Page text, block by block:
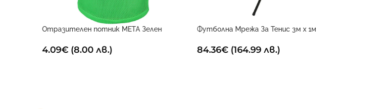
Отразителен потник META Зелен
4.09€ (8.00 лв.)
Футболна Мрежа За Тенис 3м x 1м
84.36€ (164.99 лв.)